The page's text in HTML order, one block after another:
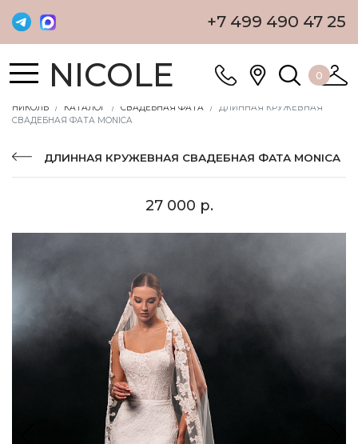
+7 499 490 47 25
NICOLE 0
НИКОЛЬ КАТАЛОГ СВАДЕБНАЯ ФАТА
ДЛИННАЯ КРУЖЕВНАЯ
СВАДЕБНАЯ ФАТА MONICA
ДЛИННАЯ КРУЖЕВНАЯ СВАДЕБНАЯ ФАТА MONICA
27 000 р.